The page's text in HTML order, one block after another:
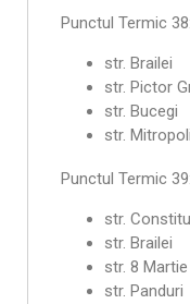
Punctul Termic 38:
str. Brailei
str. Pictor
str. Bucegi
str.
Punctul Termic 39:
str.
str. Brailei
str. 8 Martie
str. Panduri